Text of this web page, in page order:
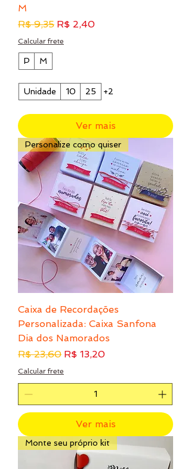
M
Preço normal
R$ 9,35 Preço promocional
R$ 2,40
Calcular frete
P M
Unidade 10 25 +2
Ver mais
Personalize como quiser
Caixa de Recordações
Personalizada: Caixa Sanfona
Dia dos Namorados
Preço normal
R$ 23,60 Preço promocional
R$ 13,20
Calcular frete
Ver mais
Monte seu próprio kit